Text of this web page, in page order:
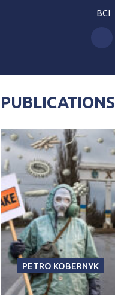
BCI
PUBLICATIONS
PETRO KOBERNYK